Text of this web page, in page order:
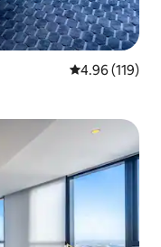
평점 4.96점(5
4.96 (119)